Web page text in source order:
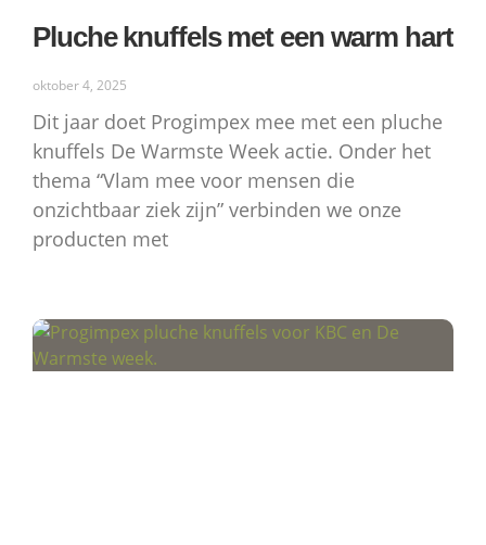
Pluche knuffels met een warm hart
oktober 4, 2025
Dit jaar doet Progimpex mee met een pluche
knuffels De Warmste Week actie. Onder het
thema “Vlam mee voor mensen die
onzichtbaar ziek zijn” verbinden we onze
producten met